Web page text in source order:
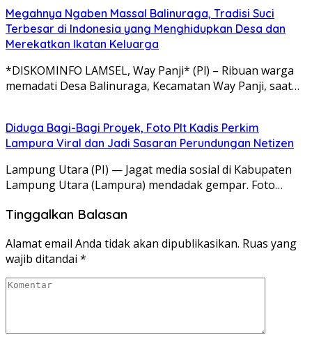
Megahnya Ngaben Massal Balinuraga, Tradisi Suci
Terbesar di Indonesia yang Menghidupkan Desa dan
Merekatkan Ikatan Keluarga
*DISKOMINFO LAMSEL, Way Panji* (Pl) – Ribuan warga
memadati Desa Balinuraga, Kecamatan Way Panji, saat…
Diduga Bagi-Bagi Proyek, Foto Plt Kadis Perkim
Lampura Viral dan Jadi Sasaran Perundungan Netizen
Lampung Utara (PI) — Jagat media sosial di Kabupaten
Lampung Utara (Lampura) mendadak gempar. Foto…
Tinggalkan Balasan
Alamat email Anda tidak akan dipublikasikan. Ruas yang
wajib ditandai *